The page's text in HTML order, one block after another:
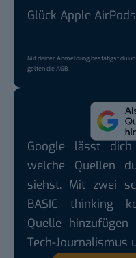
Glück Apple
Mit deiner Anmeldung bestätigst du
gelten dieAGB.
Google lässt
welche Quellen
siehst. Mit zwei
BASIC thinking
Quelle
Tech-Journalismus